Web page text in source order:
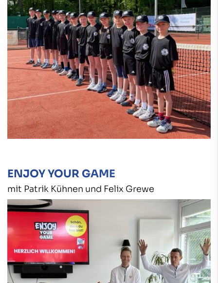
ENJOY YOUR GAME
mit Patrik Kühnen und Felix Grewe